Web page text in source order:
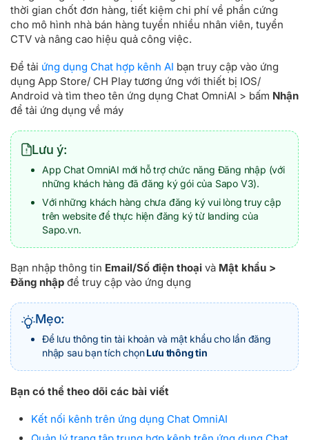
thời gian chốt đơn hàng, tiết kiệm chi phí về phần cứng
cho mô hình nhà bán hàng tuyển nhiều nhân viên, tuyển
CTV và nâng cao hiệu quả công việc.
Để tải ứng dụng Chat hợp kênh AI bạn truy cập vào ứng
dụng App Store/ CH Play tương ứng với thiết bị IOS/
Android và tìm theo tên ứng dụng Chat OmniAI > bấm Nhận
để tải ứng dụng về máy
Lưu ý:
App Chat OmniAI mới hỗ trợ chức năng Đăng nhập (với
những khách hàng đã đăng ký gói của Sapo V3).
Với những khách hàng chưa đăng ký vui lòng truy cập
trên website để thực hiện đăng ký từ landing của
Sapo.vn.
Bạn nhập thông tin Email/Số điện thoại và Mật khẩu >
Đăng nhập để truy cập vào ứng dụng
Mẹo:
Để lưu thông tin tài khoản và mật khẩu cho lần đăng
nhập sau bạn tích chọnLưu thông tin
Bạn có thể theo dõi các bài viết
Kết nối kênh trên ứng dụng Chat OmniAI